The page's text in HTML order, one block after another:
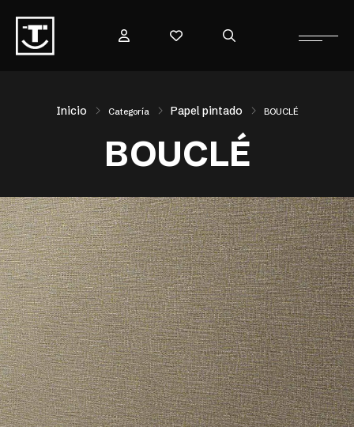
Inicio Categoría Papel pintado BOUCLÉ
BOUCLÉ